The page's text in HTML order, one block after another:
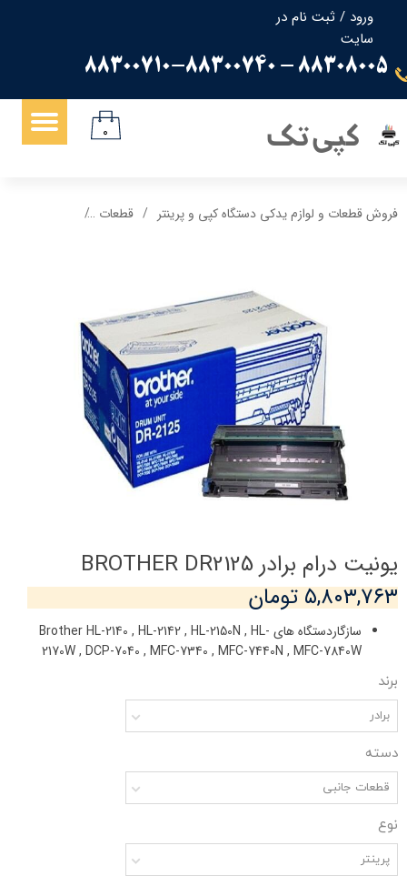
ورود / ثبت نام در
سایت
حساب کاربری من
تغییر گذر واژه
سفارشات
88308005 - 88300710-88300740
کپی تک ۰
فروش قطعات و لوازم یدکی دستگاه کپی و پرینتر قطعات
یونیت درام برادر BROTHER DR2125
۵,۸۰۳,۷۶۳ تومان
سازگاردستگاه های Brother HL-2140 , HL-2142 , HL-2150N , HL-
2170W , DCP-7040 , MFC-7340 , MFC-7440N , MFC-7840W
برند
برادر
دسته
قطعات جانبی
نوع
پرینتر